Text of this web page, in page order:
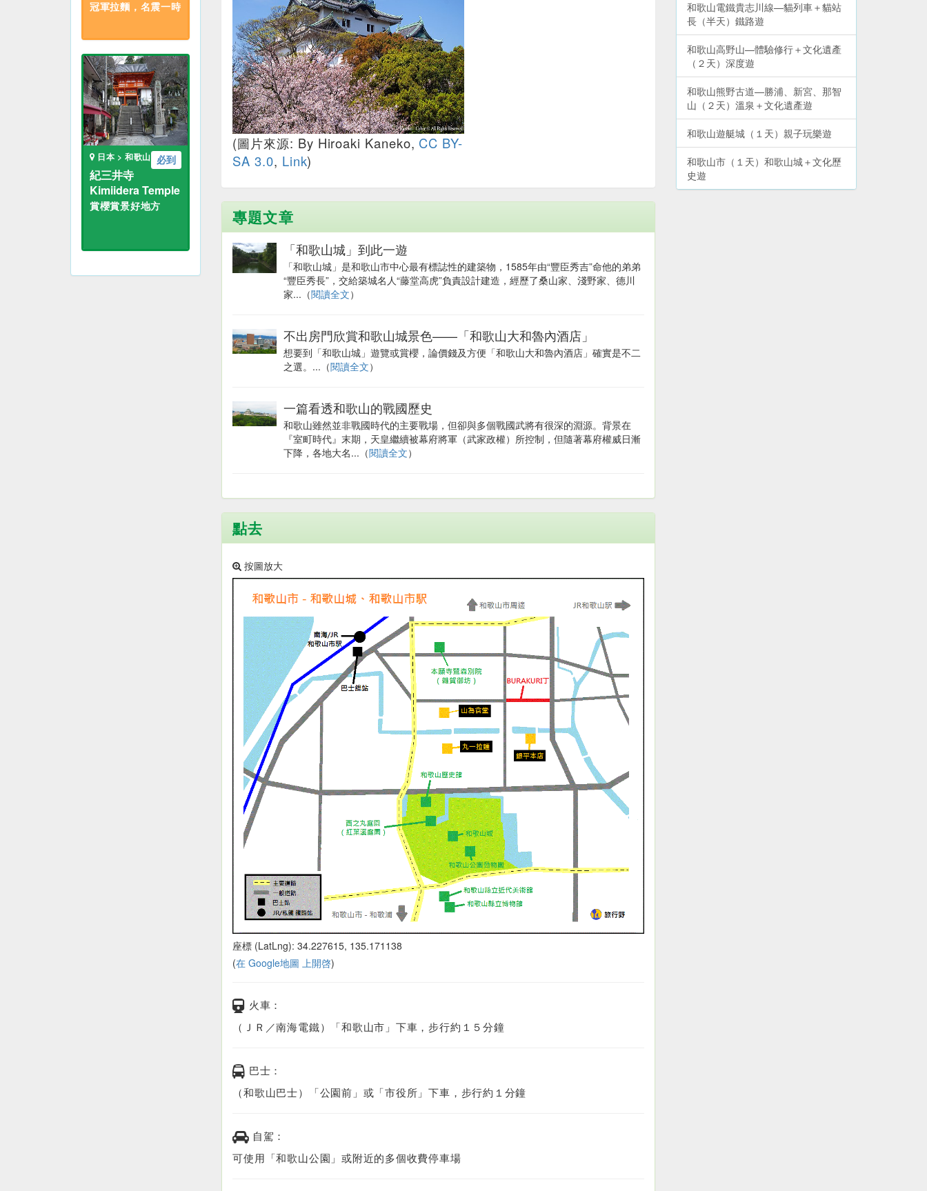
冠軍拉麵，名震一時
必到
日本 > 和歌山
紀三井寺
Kimiidera Temple
賞櫻賞景好地方
(圖片來源: By Hiroaki Kaneko, CC BY-
SA 3.0, Link)
專題文章
「和歌山城」到此一遊
「和歌山城」是和歌山市中心最有標誌性的建築物，1585年由“豐臣秀吉”命他的弟弟
“豐臣秀長”，交給築城名人“藤堂高虎”負責設計建造，經歷了桑山家、淺野家、德川
家...（閱讀全文）
不出房門欣賞和歌山城景色——「和歌山大和魯內酒店」
想要到「和歌山城」遊覽或賞櫻，論價錢及方便「和歌山大和魯內酒店」確實是不二
之選。...（閱讀全文）
一篇看透和歌山的戰國歷史
和歌山雖然並非戰國時代的主要戰場，但卻與多個戰國武將有很深的淵源。背景在
『室町時代』末期，天皇繼續被幕府將軍（武家政權）所控制，但隨著幕府權威日漸
下降，各地大名...（閱讀全文）
點去
按圖放大
座標 (LatLng): 34.227615, 135.171138
(在 Google地圖 上開啓)
火車：
（ＪＲ／南海電鐵）「和歌山市」下車，步行約１５分鐘
巴士：
（和歌山巴士）「公園前」或「市役所」下車，步行約１分鐘
自駕：
可使用「和歌山公園」或附近的多個收費停車場
和歌山電鐵貴志川線—貓列車＋貓站
長（半天）鐵路遊
和歌山高野山—體驗修行＋文化遺產
（２天）深度遊
和歌山熊野古道—勝浦、新宮、那智
山（２天）溫泉＋文化遺產遊
和歌山遊艇城（１天）親子玩樂遊
和歌山市（１天）和歌山城＋文化歷
史遊